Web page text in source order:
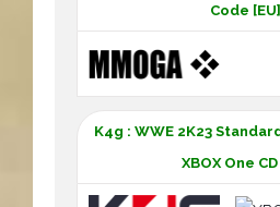
Code [EU]
K4g : WWE 2K23
XBOX One